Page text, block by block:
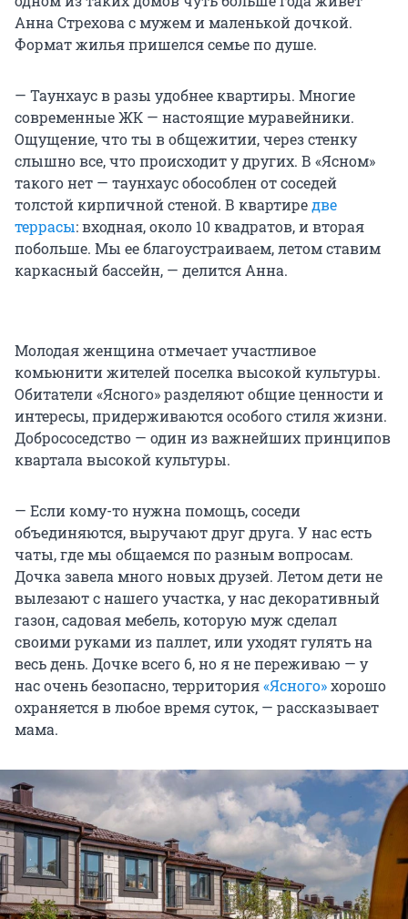
Анна Стрехова с мужем и маленькой дочкой.
Формат жилья пришелся семье по душе.
— Таунхаус в разы удобнее квартиры. Многие
современные ЖК — настоящие муравейники.
Ощущение, что ты в общежитии, через стенку
слышно все, что происходит у других. В «Ясном»
такого нет — таунхаус обособлен от соседей
толстой кирпичной стеной. В квартиредве
террасы: входная, около 10 квадратов, и вторая
побольше. Мы ее благоустраиваем, летом ставим
каркасный бассейн, — делится Анна.
Молодая женщина отмечает участливое
комьюнити жителей поселка высокой культуры.
Обитатели «Ясного» разделяют общие ценности и
интересы, придерживаются особого стиля жизни.
Добрососедство — один из важнейших принципов
квартала высокой культуры.
— Если кому-то нужна помощь, соседи
объединяются, выручают друг друга. У нас есть
чаты, где мы общаемся по разным вопросам.
Дочка завела много новых друзей. Летом дети не
вылезают с нашего участка, у нас декоративный
газон, садовая мебель, которую муж сделал
своими руками из паллет, или уходят гулять на
весь день. Дочке всего 6, но я не переживаю — у
нас очень безопасно, территория«Ясного»хорошо
охраняется в любое время суток, — рассказывает
мама.